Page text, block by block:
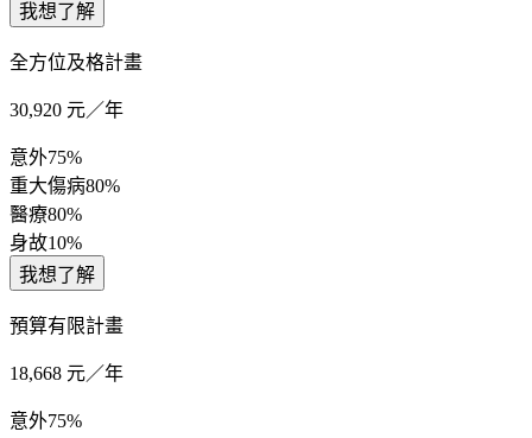
我想了解
全方位及格計畫
30,920 元／年
意外75%
重大傷病80%
醫療80%
身故10%
我想了解
預算有限計畫
18,668 元／年
意外75%